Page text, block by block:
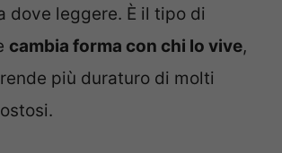
dove leggere. È il tipo di
cambia forma con chi lo vive,
più duraturo di molti